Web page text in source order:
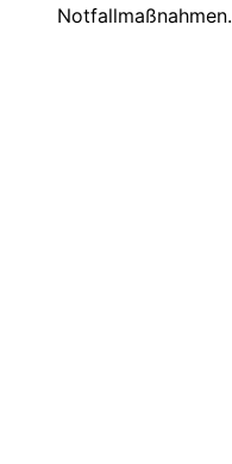
Notfallmaßnahmen.